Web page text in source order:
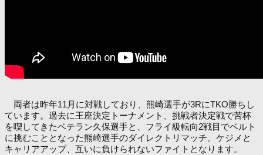
両者は昨年11月に対戦しており、熊崎選手が3RにTKO勝ちし
ています。過去に王座決定トーナメント、挑戦者決定戦で苦杯
を喫してきたベテラン久保選手と、フライ級転向2戦目でベルト
に挑むこととなった熊崎選手のダイレクトリマッチ。ケジメと
キャリアアップ、互いに負けられないファイトとなります。